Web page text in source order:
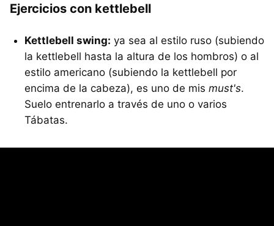
Ejercicios con kettlebell
Kettlebell swing: ya sea al estilo ruso (subiendo
la kettlebell hasta la altura de los hombros) o al
estilo americano (subiendo la kettlebell por
encima de la cabeza), es uno de mis must's.
Suelo entrenarlo a través de uno o varios
Tábatas.